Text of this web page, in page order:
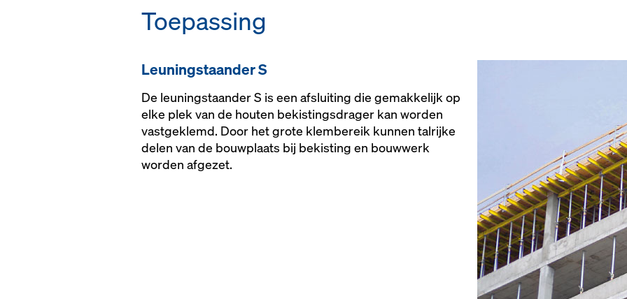
Toe­pas­sing
Leu­ningstaan­der S
De leuningstaander S is een afsluiting die gemakkelijk op
elke plek van de houten bekistingsdrager kan worden
vastgeklemd. Door het grote klembereik kunnen talrijke
delen van de bouwplaats bij bekisting en bouwwerk
worden afgezet.